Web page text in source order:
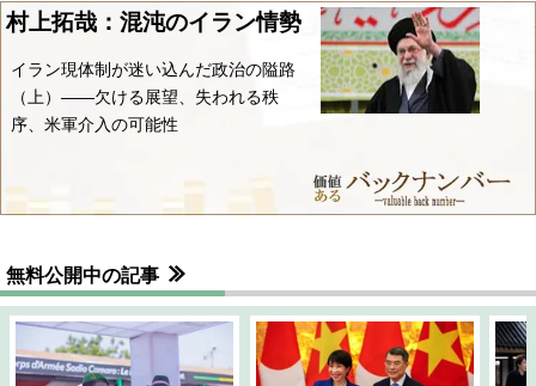
村上拓哉：混沌のイラン情勢
イラン現体制が迷い込んだ政治の隘路
（上）――欠ける展望、失われる秩
序、米軍介入の可能性
無料公開中の記事